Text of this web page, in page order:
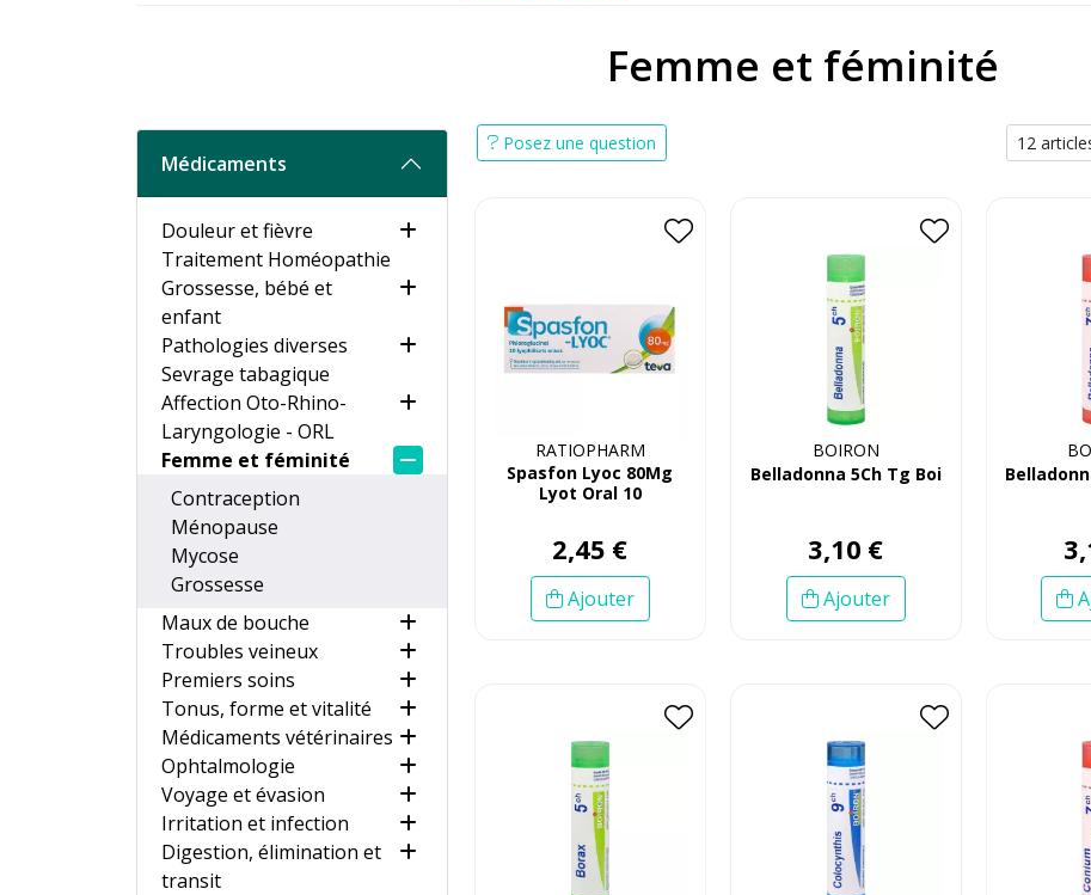
Femme et féminité
Posez une question
RATIOPHARM
Spasfon Lyoc 80Mg
Lyot Oral 10
2,45 €
Ajouter
BOIRON
Belladonna 5Ch Tg Boi
3,10 €
Ajouter
3,
Médicaments
Douleur et fièvre
Traitement Homéopathie
Grossesse, bébé et
enfant
Pathologies diverses
Sevrage tabagique
Affection Oto-Rhino-
Laryngologie - ORL
Femme et féminité
Contraception
Ménopause
Mycose
Grossesse
Maux de bouche
Troubles veineux
Premiers soins
Tonus, forme et vitalité
Médicaments vétérinaires
Ophtalmologie
Voyage et évasion
Irritation et infection
Digestion, élimination et
transit